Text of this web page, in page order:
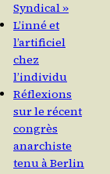
Syndical »
L’inné et
l’artificiel
chez
l’individu
Réflexions
sur le récent
congrès
anarchiste
tenu à Berlin